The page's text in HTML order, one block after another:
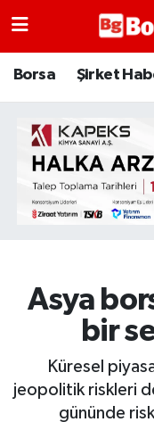
Borsa Şirket
Asya
bir
Küresel
jeopolitik riskleri
gününde
Borsa
Emtia
Galeri
Bitcoin
Şirket
Borsa